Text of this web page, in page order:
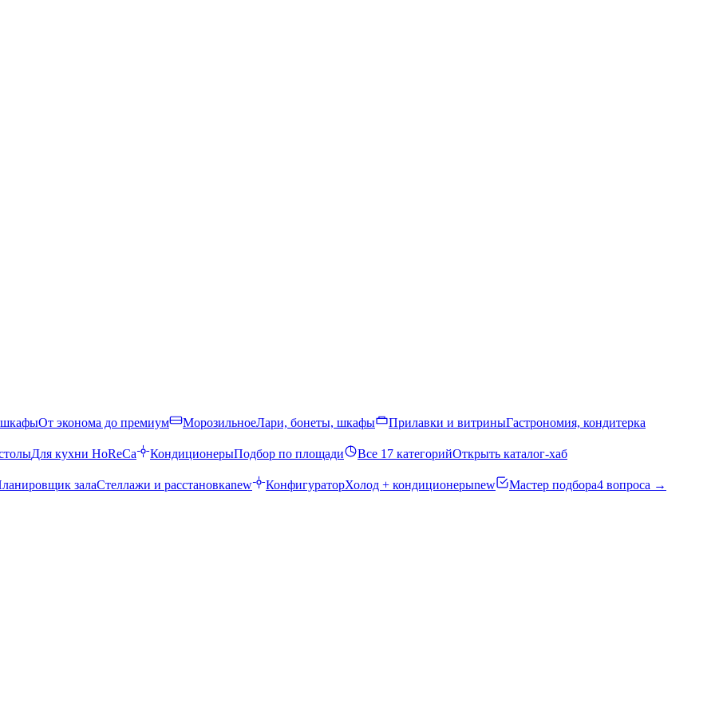
шкафыОт эконома до премиум МорозильноеЛари, бонеты, шкафы Прилавки и витриныГастрономия, кондитерка
Для кухни HoReCa КондиционерыПодбор по площади Все 17 категорийОткрыть каталог-хаб
залаСтеллажи и расстановкаnew КонфигураторХолод + кондиционерыnew Мастер подбора4 вопроса →